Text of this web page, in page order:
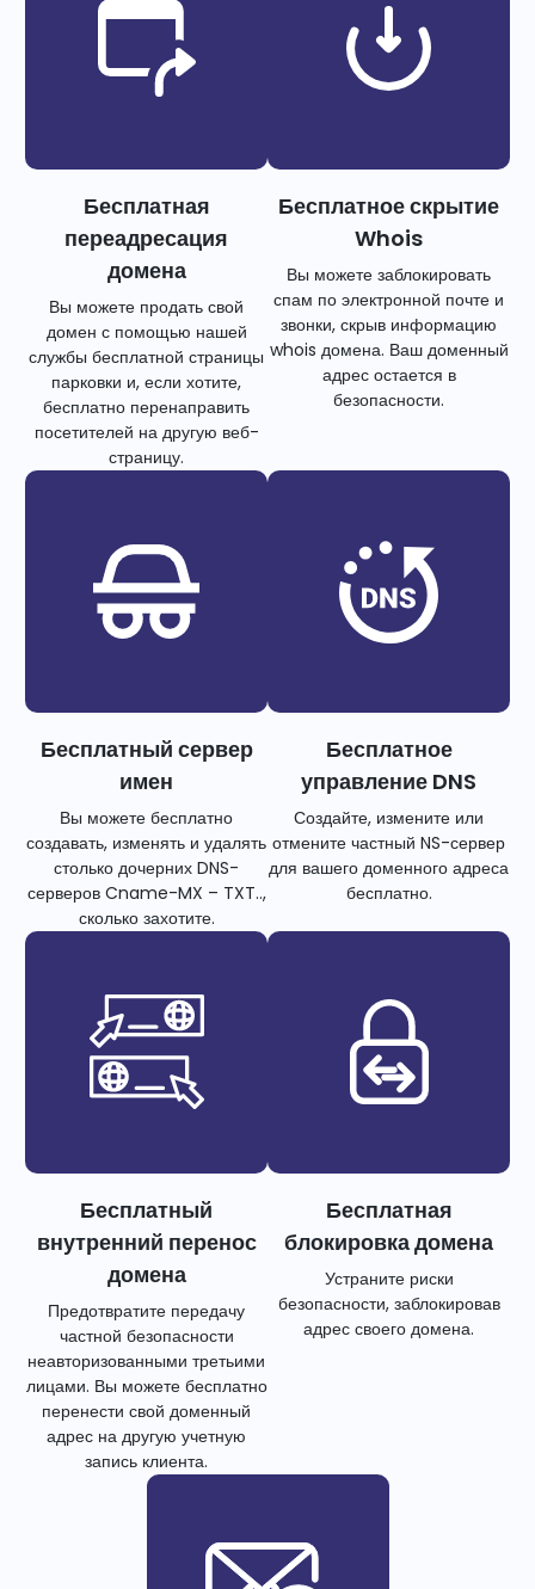
Бесплатная
переадресация
домена
Вы можете продать свой
домен с помощью нашей
службы бесплатной страницы
парковки и, если хотите,
бесплатно перенаправить
посетителей на другую веб-
страницу.
Бесплатное скрытие
Whois
Вы можете заблокировать
спам по электронной почте и
звонки, скрыв информацию
whois домена. Ваш доменный
адрес остается в
безопасности.
Бесплатный сервер
имен
Вы можете бесплатно
создавать, изменять и удалять
столько дочерних DNS-
серверов Cname-MX – TXT..,
сколько захотите.
Бесплатное
управление DNS
Создайте, измените или
отмените частный NS-сервер
для вашего доменного адреса
бесплатно.
Бесплатный
внутренний перенос
домена
Предотвратите передачу
частной безопасности
неавторизованными третьими
лицами. Вы можете бесплатно
перенести свой доменный
адрес на другую учетную
запись клиента.
Бесплатная
блокировка домена
Устраните риски
безопасности, заблокировав
адрес своего домена.